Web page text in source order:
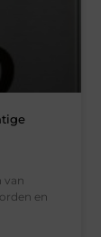
van
en